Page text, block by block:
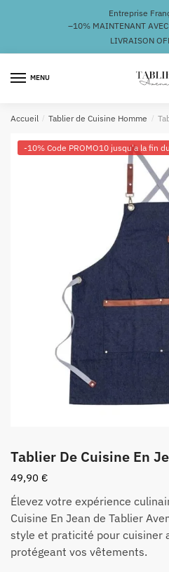
navigation
Entreprise
–10% MAINTENANT
LIVRAISON
MENU
Accueil / Tablier de Cuisine Homme /
-10% Code PROMO10 jusqu'a la fin
Tablier De Cuisine En
49,90 €
Élevez votre expérience
Cuisine En Jean de Tablier
style et praticité pour cuisiner
protégeant vos vêtements.